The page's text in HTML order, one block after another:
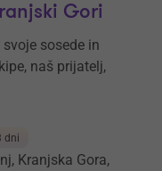
Gori
sosede in
naš prijatelj,
dni
Kranjska Gora,